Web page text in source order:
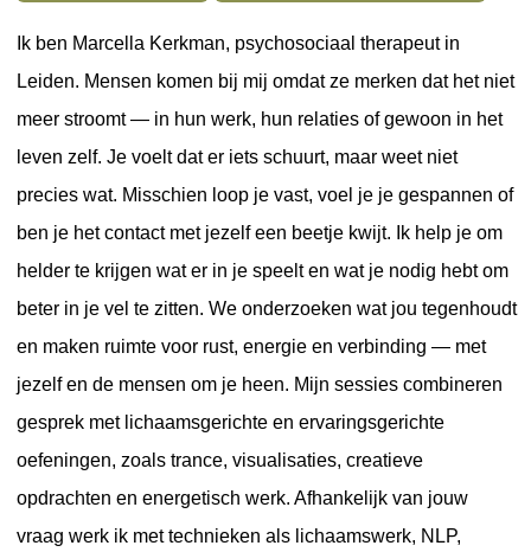
Ik ben Marcella Kerkman, psychosociaal therapeut in
Leiden. Mensen komen bij mij omdat ze merken dat het niet
meer stroomt — in hun werk, hun relaties of gewoon in het
leven zelf. Je voelt dat er iets schuurt, maar weet niet
precies wat. Misschien loop je vast, voel je je gespannen of
ben je het contact met jezelf een beetje kwijt. Ik help je om
helder te krijgen wat er in je speelt en wat je nodig hebt om
beter in je vel te zitten. We onderzoeken wat jou tegenhoudt
en maken ruimte voor rust, energie en verbinding — met
jezelf en de mensen om je heen. Mijn sessies combineren
gesprek met lichaamsgerichte en ervaringsgerichte
oefeningen, zoals trance, visualisaties, creatieve
opdrachten en energetisch werk. Afhankelijk van jouw
vraag werk ik met technieken als lichaamswerk, NLP,